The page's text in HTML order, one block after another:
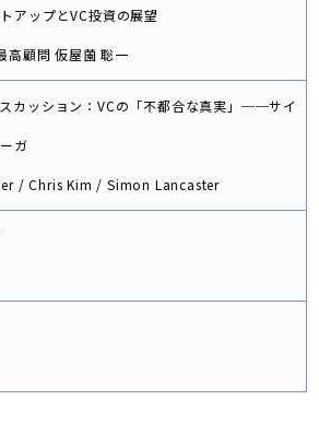
アップとVC投資の展望
高顧問 仮屋薗 聡一
カッション：VCの「不都合な真実」──サイ
ガ
/ Chris Kim / Simon Lancaster